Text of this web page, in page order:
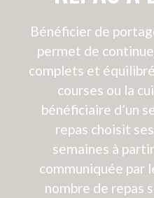
vie avec les
•
POUR LES
• INSTALLATION
• INSTALLATION
PLAIN-